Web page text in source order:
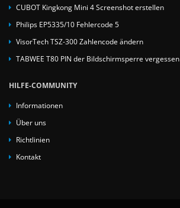
CUBOT Kingkong Mini 4 Screenshot erstellen
Philips EP5335/10 Fehlercode 5
VisorTech TSZ-300 Zahlencode ändern
TABWEE T80 PIN der Bildschirmsperre vergessen
HILFE-COMMUNITY
Informationen
Über uns
Richtlinien
Kontakt